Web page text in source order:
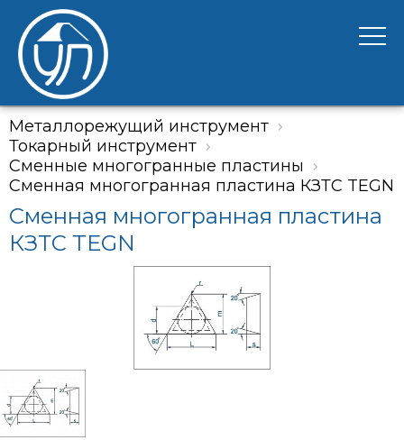
Металлорежущий инструмент
Токарный инструмент
Сменные многогранные пластины
Сменная многогранная пластина КЗТС TEGN
Сменная многогранная пластина
КЗТС TEGN